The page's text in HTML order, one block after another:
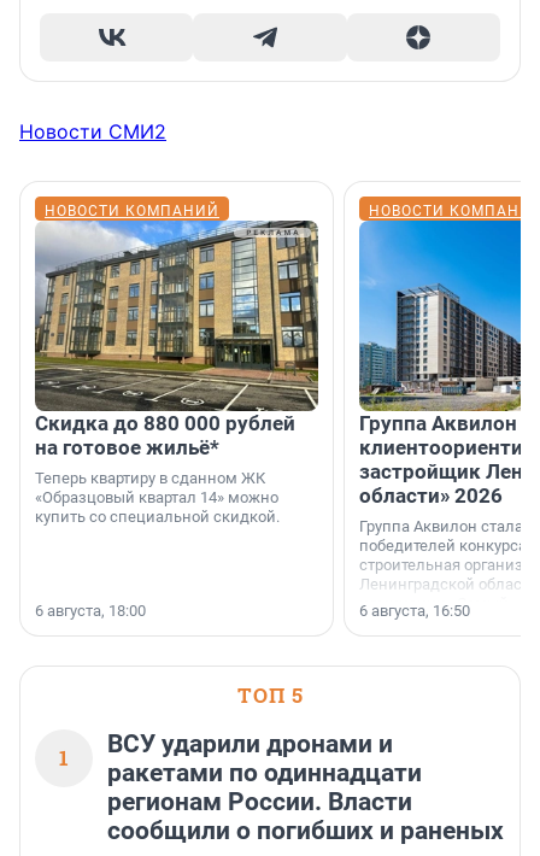
Новости СМИ2
НОВОСТИ КОМПАНИЙ
Скидка до 880 000 рублей
на готовое жильё*
Теперь квартиру в сданном ЖК
«Образцовый квартал 14» можно
купить со специальной скидкой.
6 августа, 18:00
НОВОСТИ
Группа Аквилон
застройщик
области» 2026
Группа Аквилон стала
победителей конкурса
строительная
Ленинградской области
номинации «Самый
застройщик
6 августа, 16:50
ТОП 5
1
ВСУ ударили дронами и
ракетами по одиннадцати
регионам России. Власти
сообщили о погибших и раненых